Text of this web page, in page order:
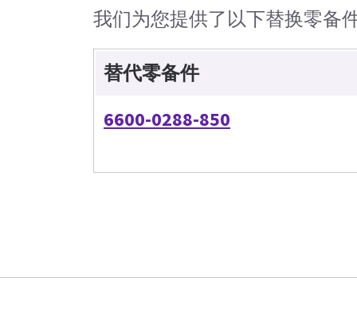
我们为您提供了以下替换零备
替代零备件
6600-0288-850